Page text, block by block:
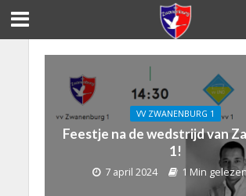
VV ZWANENBURG 1
Feestje na de wedstrijd van
1!
7 april 2024 1 Min gelezen